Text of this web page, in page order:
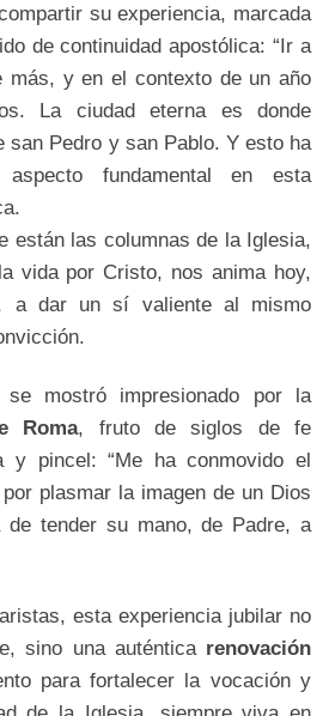
su experiencia, marcada
de continuidad apostólica: “Ir a
más, y en el contexto de un año
La ciudad eterna es donde
san Pedro y san Pablo. Y esto ha
fundamental en esta
están las columnas de la Iglesia,
vida por Cristo, nos anima hoy,
a dar un sí valiente al mismo
se mostró impresionado por la
Roma, fruto de siglos de fe
y pincel: “Me ha conmovido el
plasmar la imagen de un Dios
de tender su mano, de Padre, a
esta experiencia jubilar no
sino una auténtica renovación
para fortalecer la vocación y